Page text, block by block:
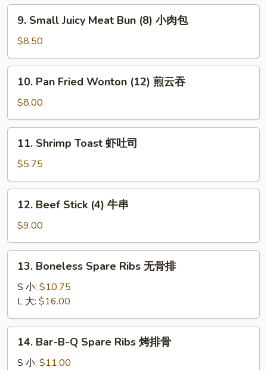
水
Small
Juicy
Meat
Bun
(8)
包
9. Small Juicy Meat Bun (8) 小肉包
$8.50
Pan
Fried
Wonton
(12)
10. Pan Fried Wonton (12) 煎云吞
$8.00
Shrimp
Toast
虾
吐
11. Shrimp Toast 虾吐司
$5.75
Beef
Stick
(4)
牛
12. Beef Stick (4) 牛串
$9.00
Boneless
Spare
Ribs
无
骨
13. Boneless Spare Ribs 无骨排
S 小: $10.75
L 大: $16.00
Bar-
B-
14. Bar-B-Q Spare Ribs 烤排骨
S 小: $11.00